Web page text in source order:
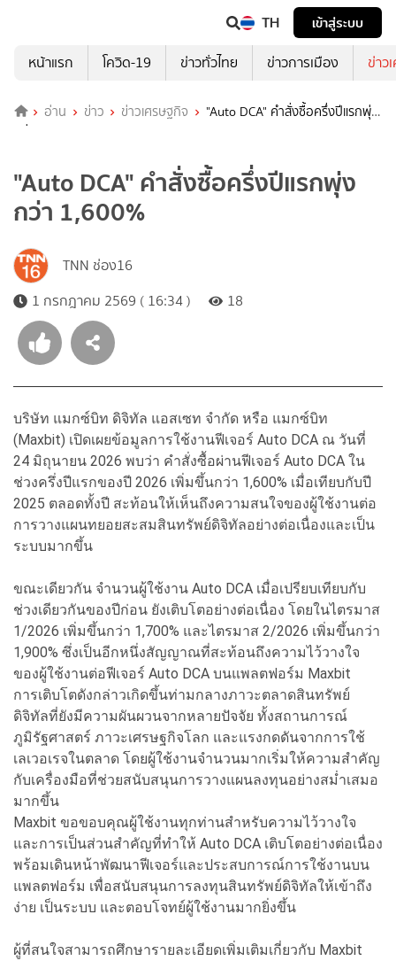
TH
เข้าสู่ระบบ
หน้าแรก
โควิด-19 ข่าวทั่วไทย ข่าวการเมือง ข่าว
อ่าน ข่าว ข่าวเศรษฐกิจ
"Auto DCA" คำสั่งซื้อครึ่งปีแรกพุ่ง
กว่า 1,600%
"Auto DCA" คำสั่งซื้อครึ่งปีแรกพุ่ง
กว่า 1,600%
TNN ช่อง16
1 กรกฎาคม 2569 ( 16:34 )
18
บริษัท แมกซ์บิท ดิจิทัล แอสเซท จำกัด หรือ แมกซ์บิท
(Maxbit) เปิดเผยข้อมูลการใช้งานฟีเจอร์ Auto DCA ณ วันที่
24 มิถุนายน 2026 พบว่า คำสั่งซื้อผ่านฟีเจอร์ Auto DCA ใน
ช่วงครึ่งปีแรกของปี 2026 เพิ่มขึ้นกว่า 1,600% เมื่อเทียบกับปี
2025 ตลอดทั้งปี สะท้อนให้เห็นถึงความสนใจของผู้ใช้งานต่อ
การวางแผนทยอยสะสมสินทรัพย์ดิจิทัลอย่างต่อเนื่องและเป็น
ระบบมากขึ้น
ขณะเดียวกัน จำนวนผู้ใช้งาน Auto DCA เมื่อเปรียบเทียบกับ
ช่วงเดียวกันของปีก่อน ยังเติบโตอย่างต่อเนื่อง โดยในไตรมาส
1/2026 เพิ่มขึ้นกว่า 1,700% และไตรมาส 2/2026 เพิ่มขึ้นกว่า
1,900% ซึ่งเป็นอีกหนึ่งสัญญาณที่สะท้อนถึงความไว้วางใจ
ของผู้ใช้งานต่อฟีเจอร์ Auto DCA บนแพลตฟอร์ม Maxbit
การเติบโตดังกล่าวเกิดขึ้นท่ามกลางภาวะตลาดสินทรัพย์
ดิจิทัลที่ยังมีความผันผวนจากหลายปัจจัย ทั้งสถานการณ์
ภูมิรัฐศาสตร์ ภาวะเศรษฐกิจโลก และแรงกดดันจากการใช้
เลเวอเรจในตลาด โดยผู้ใช้งานจำนวนมากเริ่มให้ความสำคัญ
กับเครื่องมือที่ช่วยสนับสนุนการวางแผนลงทุนอย่างสม่ำเสมอ
มากขึ้น
Maxbit ขอขอบคุณผู้ใช้งานทุกท่านสำหรับความไว้วางใจ
และการเป็นส่วนสำคัญที่ทำให้ Auto DCA เติบโตอย่างต่อเนื่อง
พร้อมเดินหน้าพัฒนาฟีเจอร์และประสบการณ์การใช้งานบน
แพลตฟอร์ม เพื่อสนับสนุนการลงทุนสินทรัพย์ดิจิทัลให้เข้าถึง
ง่าย เป็นระบบ และตอบโจทย์ผู้ใช้งานมากยิ่งขึ้น
ผู้ที่สนใจสามารถศึกษารายละเอียดเพิ่มเติมเกี่ยวกับ Maxbit